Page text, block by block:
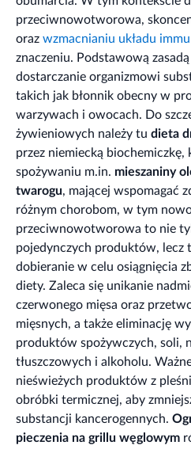
przeciwnowotworowa,
oraz wzmacnianiu układu
znaczeniu. Podstawową
dostarczanie organizmowi
takich jak błonnik obecny w
warzywach i owocach. Do
żywieniowych należy tu dieta
przez niemiecką biochemiczkę,
spożywaniu m.in. mieszaniny
twarogu, mającej wspomagać
różnym chorobom, w tym
przeciwnowotworowa to nie
pojedynczych produktów, lecz
dobieranie w celu osiągnięcia
diety. Zaleca się unikanie
czerwonego mięsa oraz
mięsnych, a także eliminację
produktów spożywczych, soli,
tłuszczowych i alkoholu.
nieświeżych produktów z
obróbki termicznej, aby
substancji kancerogennych.
pieczenia na grillu węglowym